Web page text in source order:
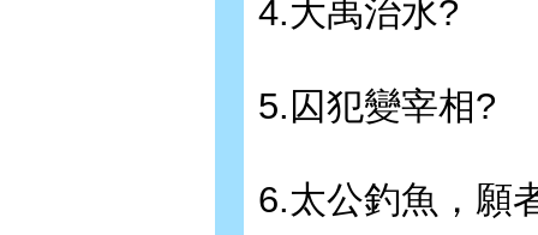
4.大禹治水?
5.囚犯變宰相?
6.太公釣魚，願